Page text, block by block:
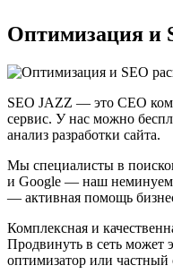
Оптимизация и
SEO JAZZ — это СЕО
сервис. У нас можно
анализ разработки сайта.
Мы специалисты в
и Google — наш
— активная помощь
Комплексная и
Продвинуть в сеть может
оптимизатор или